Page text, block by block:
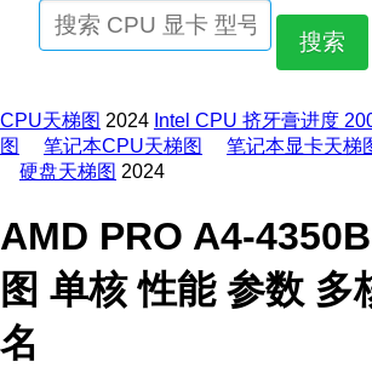
搜索
CPU天梯图 2024 Intel CPU 挤牙膏进度
图
笔记本CPU天梯图 笔记本显卡天梯
硬盘天梯图 2024
AMD PRO A4-
图 单核 性能 参数 多
名